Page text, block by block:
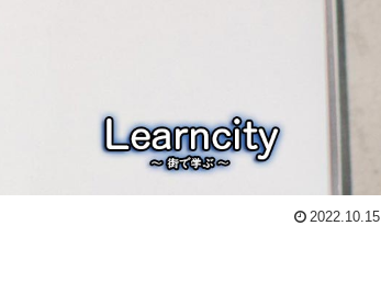
2022.10.15